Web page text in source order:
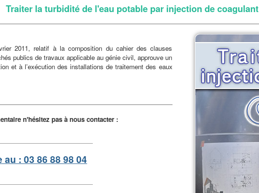
Traiter la turbidité de l'eau potable par injection de coagulant
2011, relatif à la composition du cahier des clauses
publics de travaux applicable au génie civil, approuve un
et à l’exécution des installations de traitement des eaux
n'hésitez pas à nous contacter :
: 03 86 88 98 04